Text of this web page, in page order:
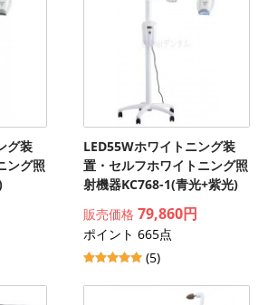
グ装
ング照
LED55Wホワイトニング装
置・セルフホワイトニング照
射機器KC768-1(青光+紫光)
販売価格 79,860円
ポイント 665点
(5)